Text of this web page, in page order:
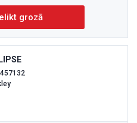
grozā
457132